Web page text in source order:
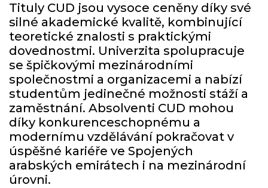
Tituly CUD jsou vysoce ceněny díky své
silné akademické kvalitě, kombinující
teoretické znalosti s praktickými
dovednostmi. Univerzita spolupracuje
se špičkovými mezinárodními
společnostmi a organizacemi a nabízí
studentům jedinečné možnosti stáží a
zaměstnání. Absolventi CUD mohou
díky konkurenceschopnému a
modernímu vzdělávání pokračovat v
úspěšné kariéře ve Spojených
arabských emirátech i na mezinárodní
úrovni.